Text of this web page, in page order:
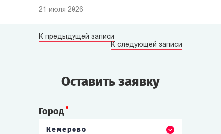
21 июля 2026
К предыдущей записи
К следующей записи
Оставить заявку
Город
Кемерово